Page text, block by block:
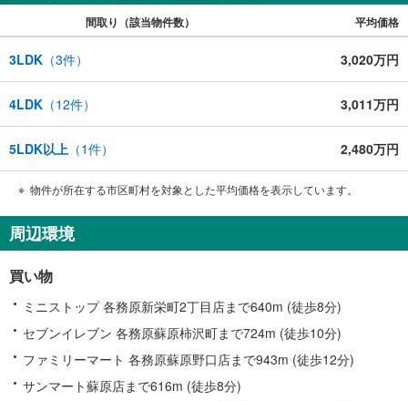
間取り（該当物件数） 平均価格
3LDK （3件） 3,020万円
4LDK （12件） 3,011万円
5LDK以上 （1件） 2,480万円
物件が所在する市区町村を対象とした平均価格を表示しています。
周辺環境
買い物
ミニストップ 各務原新栄町2丁目店まで640m (徒歩8分)
セブンイレブン 各務原蘇原柿沢町まで724m (徒歩10分)
ファミリーマート 各務原蘇原野口店まで943m (徒歩12分)
サンマート蘇原店まで616m (徒歩8分)